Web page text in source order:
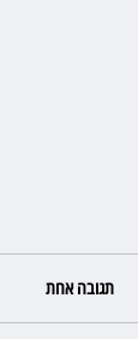
תגובה אחת